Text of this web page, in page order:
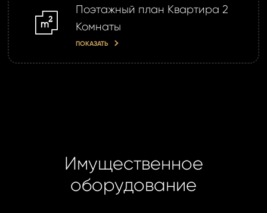
Поэтажный план Квартира 2
Комнаты
ПОКАЗАТЬ
Имущественное
оборудование